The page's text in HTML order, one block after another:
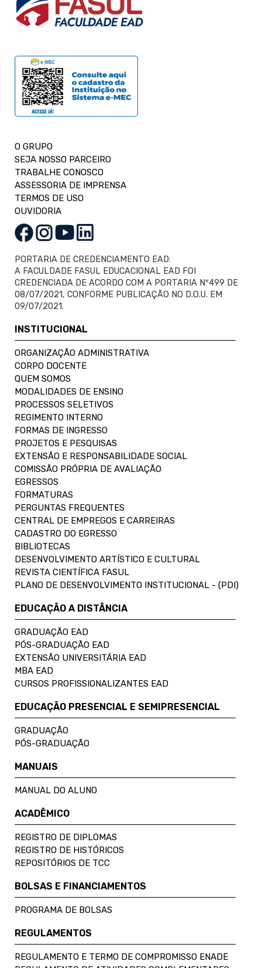
O GRUPO
SEJA NOSSO PARCEIRO
TRABALHE CONOSCO
ASSESSORIA DE IMPRENSA
TERMOS DE USO
OUVIDORIA
PORTARIA DE CREDENCIAMENTO EAD:
A FACULDADE FASUL EDUCACIONAL EAD FOI
CREDENCIADA DE ACORDO COM A PORTARIA Nº499 DE
08/07/2021, CONFORME PUBLICAÇÃO NO D.O.U. EM
09/07/2021.
INSTITUCIONAL
ORGANIZAÇÃO ADMINISTRATIVA
CORPO DOCENTE
QUEM SOMOS
MODALIDADES DE ENSINO
PROCESSOS SELETIVOS
REGIMENTO INTERNO
FORMAS DE INGRESSO
PROJETOS E PESQUISAS
EXTENSÃO E RESPONSABILIDADE SOCIAL
COMISSÃO PRÓPRIA DE AVALIAÇÃO
EGRESSOS
FORMATURAS
PERGUNTAS FREQUENTES
CENTRAL DE EMPREGOS E CARREIRAS
CADASTRO DO EGRESSO
BIBLIOTECAS
DESENVOLVIMENTO ARTÍSTICO E CULTURAL
REVISTA CIENTÍFICA FASUL
PLANO DE DESENVOLVIMENTO INSTITUCIONAL - (PDI)
EDUCAÇÃO A DISTÂNCIA
GRADUAÇÃO EAD
PÓS-GRADUAÇÃO EAD
EXTENSÃO UNIVERSITÁRIA EAD
MBA EAD
CURSOS PROFISSIONALIZANTES EAD
EDUCAÇÃO PRESENCIAL E SEMIPRESENCIAL
GRADUAÇÃO
PÓS-GRADUAÇÃO
MANUAIS
MANUAL DO ALUNO
ACADÊMICO
REGISTRO DE DIPLOMAS
REGISTRO DE HISTÓRICOS
REPOSITÓRIOS DE TCC
BOLSAS E FINANCIAMENTOS
PROGRAMA DE BOLSAS
REGULAMENTOS
REGULAMENTO E TERMO DE COMPROMISSO ENADE